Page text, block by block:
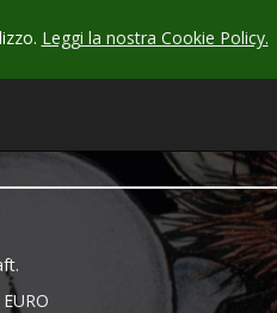
Leggi la nostra Cookie Policy.